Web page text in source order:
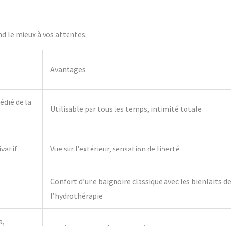
le mieux à vos attentes.
Avantages
de la
Utilisable par tous les temps, intimité totale
Vue sur l’extérieur, sensation de liberté
Confort d’une baignoire classique avec les bienfaits de
l’hydrothérapie